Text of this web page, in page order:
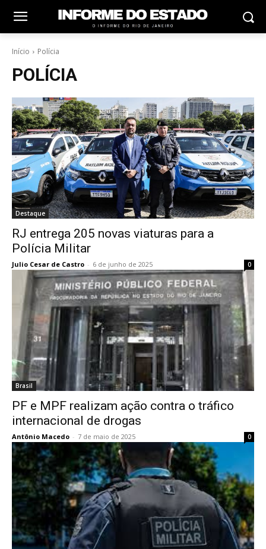
Início Polícia
POLÍCIA
Destaque
RJ entrega 205 novas viaturas para a
Polícia Militar
Julio Cesar de Castro - 6 de junho de 2025 0
Brasil
PF e MPF realizam ação contra o tráfico
internacional de drogas
Antônio Macedo - 7 de maio de 2025 0